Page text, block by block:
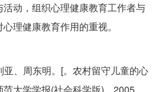
动，组织心理健康教育工作者与
理健康教育作用的重视。
亚、周东明。[。农村留守儿童的心